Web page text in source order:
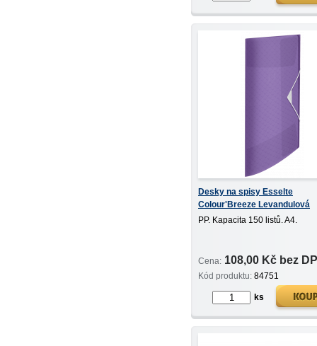
Desky na spisy Esselte
Colour'Breeze Levandulová
PP. Kapacita 150 listů. A4.
Cena: 108,00 Kč bez
Kód produktu: 84751
ks